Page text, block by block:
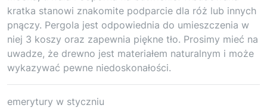
kratka stanowi znakomite podparcie dla róż lub innych
pnączy. Pergola jest odpowiednia do umieszczenia w
niej 3 koszy oraz zapewnia piękne tło. Prosimy mieć na
uwadze, że drewno jest materiałem naturalnym i może
wykazywać pewne niedoskonałości.
emerytury w styczniu